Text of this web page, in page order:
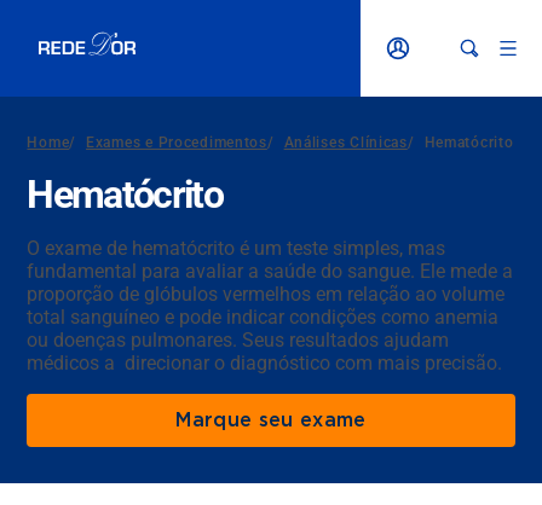
Home/ Exames e Procedimentos/ Análises Clínicas/ Hematócrito
Hematócrito
O exame de hematócrito é um teste simples, mas
fundamental para avaliar a saúde do sangue. Ele mede a
proporção de glóbulos vermelhos em relação ao volume
total sanguíneo e pode indicar condições como anemia
ou doenças pulmonares. Seus resultados ajudam
médicos a direcionar o diagnóstico com mais precisão.
Marque seu exame